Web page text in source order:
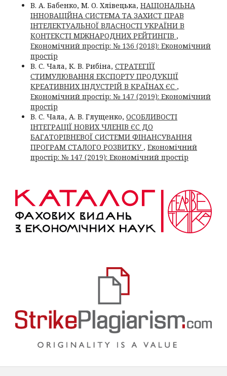
В. А. Бабенко, М. О. Хлівецька, НАЦІОНАЛЬНА
ІННОВАЦІЙНА СИСТЕМА ТА ЗАХИСТ ПРАВ
ІНТЕЛЕКТУАЛЬНОЇ ВЛАСНОСТІ УКРАЇНИ В
КОНТЕКСТІ МІЖНАРОДНИХ РЕЙТИНГІВ ,
Економічний простір: № 136 (2018): Економічний
простір
В. С. Чала, К. В. Рибіна, СТРАТЕГІЇЇ
СТИМУЛЮВАННЯ ЕКСПОРТУ ПРОДУКЦІЇ
КРЕАТИВНИХ ІНДУСТРІЙ В КРАЇНАХ ЄС ,
Економічний простір: № 147 (2019): Економічний
простір
В. С. Чала, А. В. Глущенко, ОСОБЛИВОСТІ
ІНТЕГРАЦІЇ НОВИХ ЧЛЕНІВ ЄС ДО
БАГАТОРІВНЕВОЇ СИСТЕМИ ФІНАНСУВАННЯ
ПРОГРАМ СТАЛОГО РОЗВИТКУ , Економічний
простір: № 147 (2019): Економічний простір